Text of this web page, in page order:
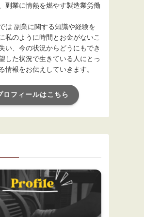
副業に情熱を燃やす製造業労働
は 副業に関する知識や経験を
私のように時間とお金がないこ
い、今の状況からどうにもでき
した状況で生きている人にとっ
情報をお伝えしていきます。
ロフィールはこちら